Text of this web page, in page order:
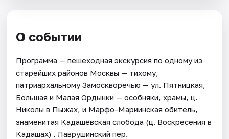
О событии
Программа — пешеходная экскурсия по одному из
старейших районов Москвы — тихому,
патриархальному Замоскворечью — ул. Пятницкая,
Большая и Малая Ордынки — особняки, храмы, ц.
Николы в Пыжах, и Марфо-Мариинская обитель,
знаменитая Кадашёвская слобода (ц. Воскресения в
Кадашах) , Лаврушинский пер.